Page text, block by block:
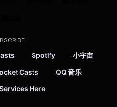
Spotify 小宇宙
Casts QQ 音乐
Here